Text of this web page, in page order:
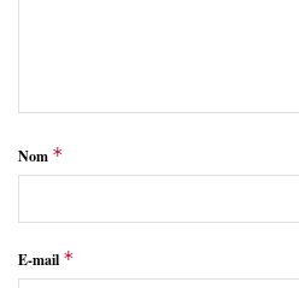
Nom *
E-mail *